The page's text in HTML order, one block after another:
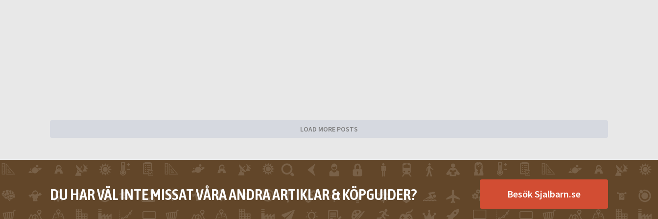
LOAD MORE POSTS
DU HAR VÄL INTE MISSAT VÅRA ANDRA ARTIKLAR & KÖPGUIDER? Besök Sjalbarn.se